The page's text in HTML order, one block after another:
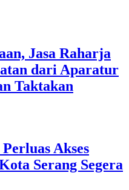
Jasa Raharja
dari Aparatur
Taktakan
Akses
Serang Segera